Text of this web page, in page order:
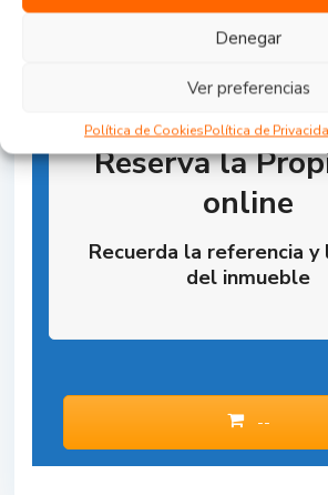
Denegar
Ver preferencias
Política de CookiesPolítica de
Reserva la
online
Recuerda la referencia y
del inmueble
--